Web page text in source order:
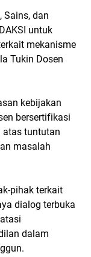
Sains, dan
untuk
mekanisme
Tukin Dosen
kebijakan
bersertifikasi
atas tuntutan
masalah
pihak terkait
dialog terbuka
dalam